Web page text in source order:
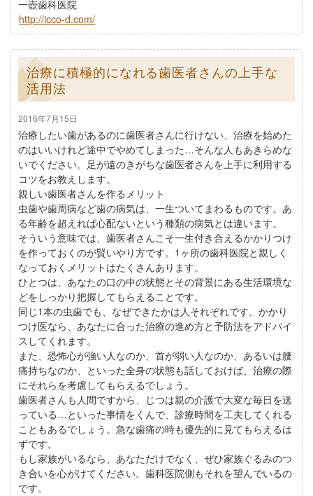
一壺歯科医院
http://icco-d.com/
治療に積極的になれる歯医者さんの上手な
活用法
2016年7月15日
治療したい歯があるのに歯医者さんに行けない、治療を始めた
のはいいけれど途中でやめてしまった…そんな人もあきらめな
いでください。足が遠のきがちな歯医者さんを上手に利用する
コツをお教えします。
親しい歯医者さんを作るメリット
虫歯や歯周病など歯の病気は、一生ついてまわるものです。あ
る年齢を超えれば心配ないという種類の病気とは違います。
そういう意味では、歯医者さんこそ一生付き合えるかかりつけ
を作っておくのが賢いやり方です。1ヶ所の歯科医院と親しく
なっておくメリットはたくさんあります。
ひとつは、あなたの口の中の状態とその背景にある生活環境な
どをしっかり把握してもらえることです。
同じ1本の虫歯でも、なぜできたかは人それぞれです。かかり
つけ医なら、あなたに合った治療の進め方と予防法をアドバイ
スしてくれます。
また、恐怖心が強い人なのか、首が弱い人なのか、あるいは腰
痛持ちなのか、といった全身の状態も話しておけば、治療の際
にそれらを考慮してもらえるでしょう。
歯医者さんも人間ですから、じつは親の介護で大変な毎日を送
っている…といった事情をくんで、診療時間を工夫してくれる
こともあるでしょう。急な歯痛の時も優先的に見てもらえるは
ずです。
もし家族がいるなら、あなただけでなく、ぜひ家族ぐるみのつ
き合いを心がけてください。歯科医院側もそれを望んでいるの
です。